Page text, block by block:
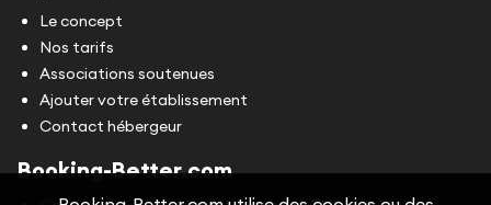
Le concept
Nos tarifs
Associations soutenues
Ajouter votre établissement
Contact hébergeur
Booking-Better.com